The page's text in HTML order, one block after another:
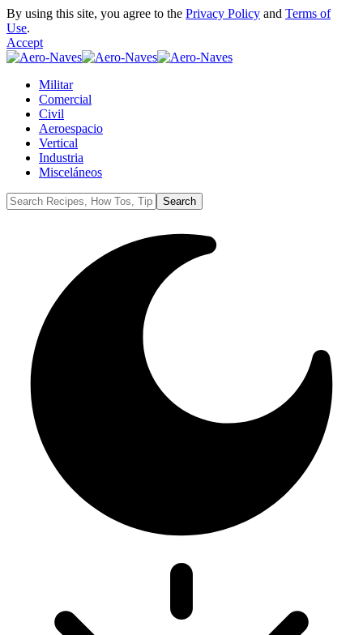
By using this site, you agree to the Privacy Policy and Terms of
Use.
Accept
Militar
Comercial
Civil
Aeroespacio
Vertical
Industria
Misceláneos